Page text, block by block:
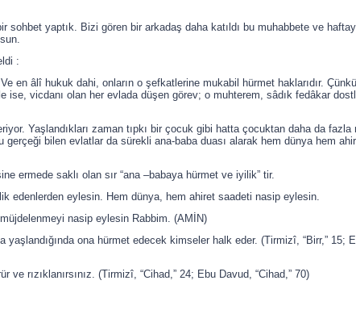
yaptık. Bizi gören bir arkadaş daha katıldı bu muhabbete ve
:
en âlî hukuk dahi, onların o şefkatlerine mukabil hürmet haklarıdır.
ise, vicdanı olan her evlada düşen görev; o muhterem, sâdık fedâkar
Yaşlandıkları zaman tıpkı bir çocuk gibi hatta çocuktan daha da fazla
bilen evlatlar da sürekli ana-baba duası alarak hem dünya hem
ermede saklı olan sır “ana –babaya hürmet ve iyilik” tir.
edenlerden eylesin. Hem dünya, hem ahiret saadeti nasip eylesin.
nasip eylesin Rabbim. (AMİN)
ona hürmet edecek kimseler halk eder. (Tirmizî, “Birr,” 15;
rızıklanırsınız. (Tirmizî, “Cihad,” 24; Ebu Davud, “Cihad,” 70)